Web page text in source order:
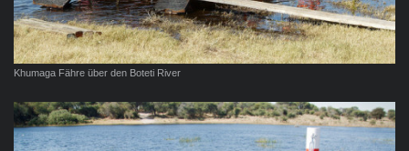
Khumaga Fähre über den Boteti River